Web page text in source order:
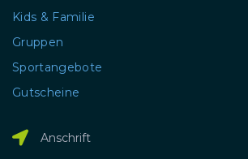
Kids & Familie
Gruppen
Sportangebote
Gutscheine
Anschrift